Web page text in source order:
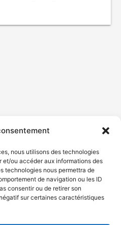
nous utilisons des technologies
ou accéder aux informations des
technologies nous permettra de
de navigation ou les ID
consentir ou de retirer son
sur certaines caractéristiques